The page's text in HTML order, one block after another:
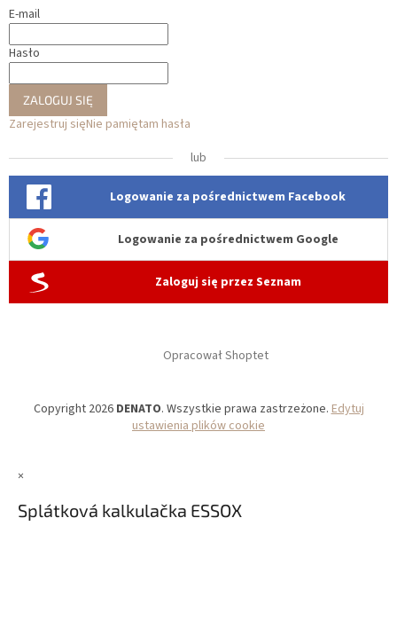
E-mail
Hasło
ZALOGUJ SIĘ
Zarejestruj sięNie pamiętam hasła
lub
Logowanie za pośrednictwem Facebook
Logowanie za pośrednictwem Google
Zaloguj się przez Seznam
Opracował Shoptet
Copyright 2026 DENATO. Wszystkie prawa zastrzeżone.Edytuj
ustawienia plików cookie
×
Splátková kalkulačka ESSOX